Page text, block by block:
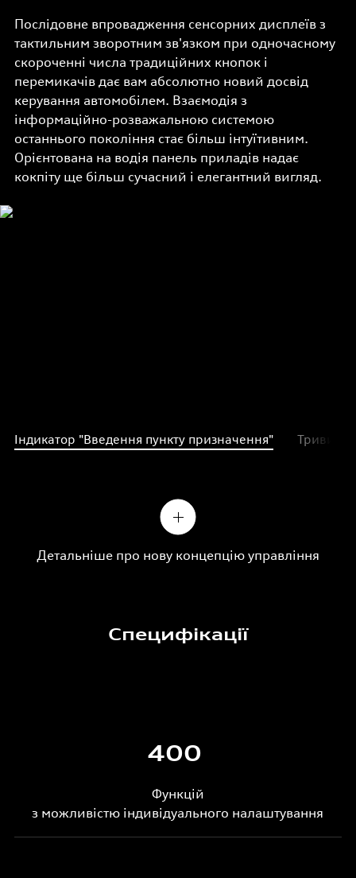
Послідовне впровадження сенсорних дисплеїв з
тактильним зворотним зв'язком при одночасному
скороченні числа традиційних кнопок і
перемикачів дає вам абсолютно новий досвід
керування автомобілем. Взаємодія з
інформаційно-розважальною системою
останнього покоління стає більш інтуїтивним.
Орієнтована на водія панель приладів надає
кокпіту ще більш сучасний і елегантний вигляд.
Індикатор "Введення пункту призначення"
Детальніше про нову концепцію управління
Специфікації
400
Функцій
з можливістю індивідуального налаштування